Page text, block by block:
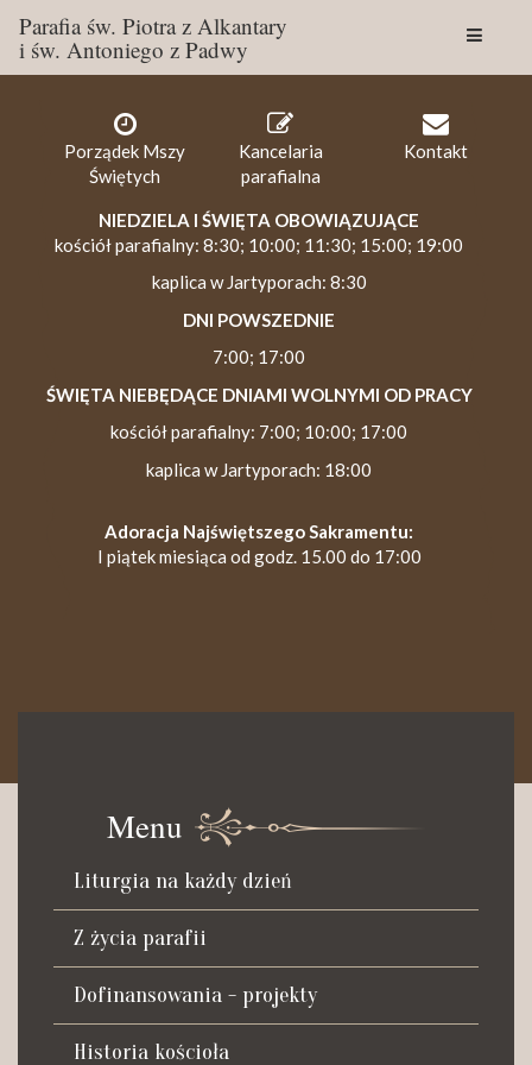
Parafia św. Piotra z Alkantary
i św. Antoniego z Padwy
Porządek Mszy
Świętych
Kancelaria
parafialna
Kontakt
NIEDZIELA I ŚWIĘTA OBOWIĄZUJĄCE
kościół parafialny: 8:30; 10:00; 11:30; 15:00; 19:00
kaplica w Jartyporach: 8:30
DNI POWSZEDNIE
7:00; 17:00
ŚWIĘTA NIEBĘDĄCE DNIAMI WOLNYMI OD PRACY
kościół parafialny: 7:00; 10:00; 17:00
kaplica w Jartyporach: 18:00
Adoracja Najświętszego Sakramentu:
I piątek miesiąca od godz. 15.00 do 17:00
Czynna od poniedziałku do soboty do godz. 8.30 oraz po Mszy
św. wieczornej do godz. 18.00.
Telefon dyżurny: +48 665 034 305
Zwiedzanie kościoła i ekspozycji muzealnej:
kustosz-przewodnik
Roman Postek + 48 667 684 406
Parafia św. Piotra z Alkantary
i św. Antoniego z Padwy
Menu
Liturgia na każdy dzień
Z życia parafii
Dofinansowania - projekty
Historia kościoła